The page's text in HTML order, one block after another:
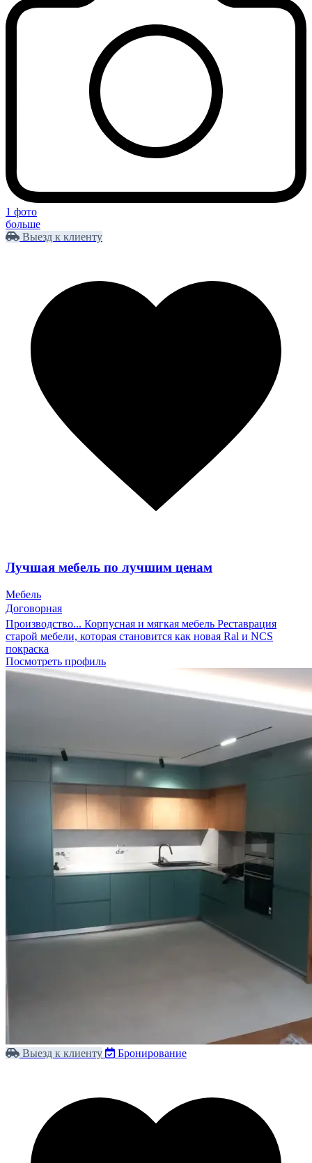
1 фото
больше
Выезд к клиенту
Лучшая мебель по лучшим ценам
Мебель
Договорная
Производство... Корпусная и мягкая мебель Реставрация
старой мебели, которая становится как новая Ral и NCS
покраска
Посмотреть профиль
Выезд к клиенту Бронирование